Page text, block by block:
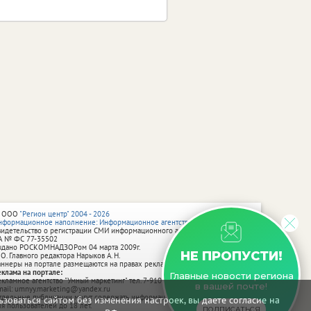
сайтом без изменения настроек, вы даете согласие на
НЕ ПРОПУСТИ!
Главные новости региона
в вашей почте!
"Регион центр" 2004 - 2026
наполнение: Информационное агентство vRossii.ru
о регистрации СМИ информационного агентства vRossii.ru
№ ФС 77‑35502
РОСКОМНАДЗОРом 04 марта 2009г.
Главного редактора Нарыков А. Н.
на портале размещаются на правах рекламы.
на портале:
агентство "Умный маркетинг" тел. 7-910-267-70-40,
umnyy.marketing@yandex.ru
публикации могут содержать информацию, не предназначенную
пользователей до 18 лет.